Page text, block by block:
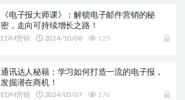
《电子报大师课》：解锁电子邮件营销的秘
密，走向可持续增长之路！
EDM营销 2024/10/08 125
通讯达人秘籍：学习如何打造一流的电子报，
发掘潜在商机！
EDM营销 2024/05/07 176